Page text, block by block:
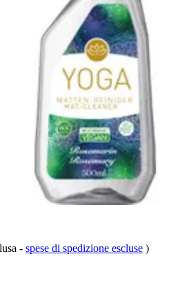
- spese di spedizione escluse )